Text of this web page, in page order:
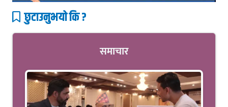
छुटाउनुभयो कि ?
समाचार